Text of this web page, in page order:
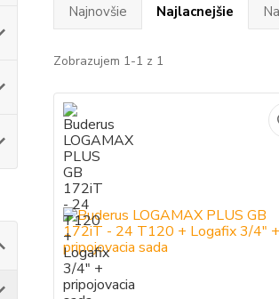
Najnovšie Najlacnejšie
Zobrazujem 1-1 z 1